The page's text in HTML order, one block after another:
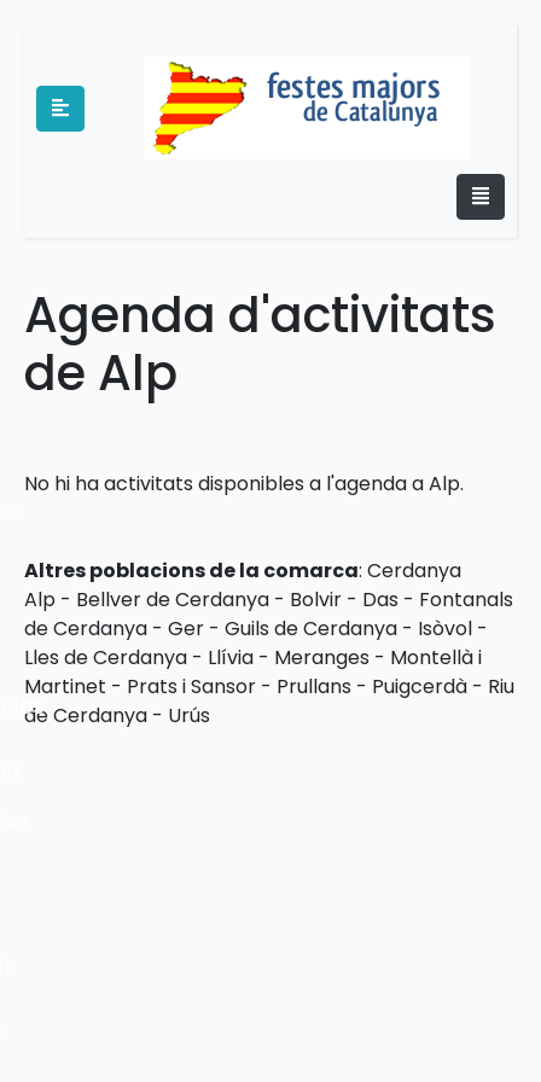
Agenda d'activitats
de Alp
No hi ha activitats disponibles a l'agenda a Alp.
Altres poblacions de la comarca: Cerdanya
Alp - Bellver de Cerdanya - Bolvir - Das - Fontanals
de Cerdanya - Ger - Guils de Cerdanya - Isòvol -
Lles de Cerdanya - Llívia - Meranges - Montellà i
Martinet - Prats i Sansor - Prullans - Puigcerdà - Riu
de Cerdanya - Urús